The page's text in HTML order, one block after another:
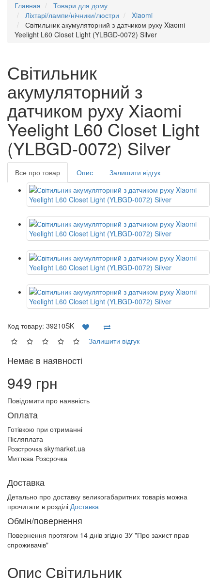
Главная
Товари для дому
Ліхтарі/лампи/нічники/люстри
Xiaomi
Світильник акумуляторний з датчиком руху Xiaomi
Yeelight L60 Closet Light (YLBGD-0072) Silver
Світильник
акумуляторний з
датчиком руху Xiaomi
Yeelight L60 Closet Light
(YLBGD-0072) Silver
Все про товар Опис Залишити відгук
Код товару: 39210SK
Залишити відгук
Немає в наявності
949 грн
Повідомити про наявність
Оплата
Готівкою при отриманні
Післяплата
Розстрочка skymarket.ua
Миттєва Розсрочка
Доставка
Детально про доставку великогабаритних товарів можна
прочитати в розділі Доставка
Обмін/повернення
Повернення протягом 14 днів згідно ЗУ "Про захист прав
спроживачів"
Опис Світильник